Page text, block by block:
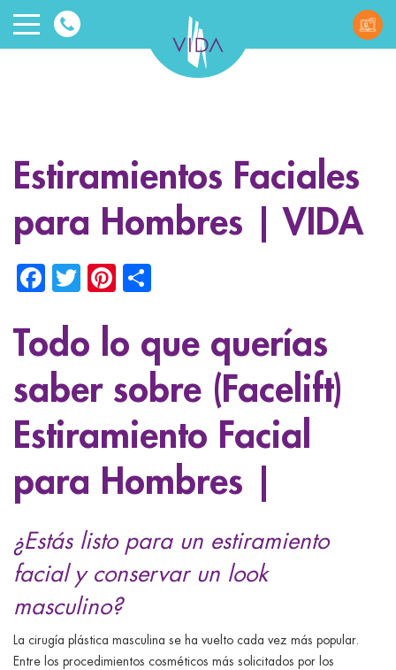
VIDA
and
Beauty
menu
menu
menu
menu
menu
Estiramientos Faciales
para Hombres | VIDA
Facebook
TwitterPinterest
Todo lo que querías
saber sobre (Facelift)
Estiramiento Facial
para Hombres |
¿Estás listo para un estiramiento
facial y conservar un look
masculino?
La cirugía plástica masculina se ha vuelto cada vez más popular.
Entre los procedimientos cosméticos más solicitados por los